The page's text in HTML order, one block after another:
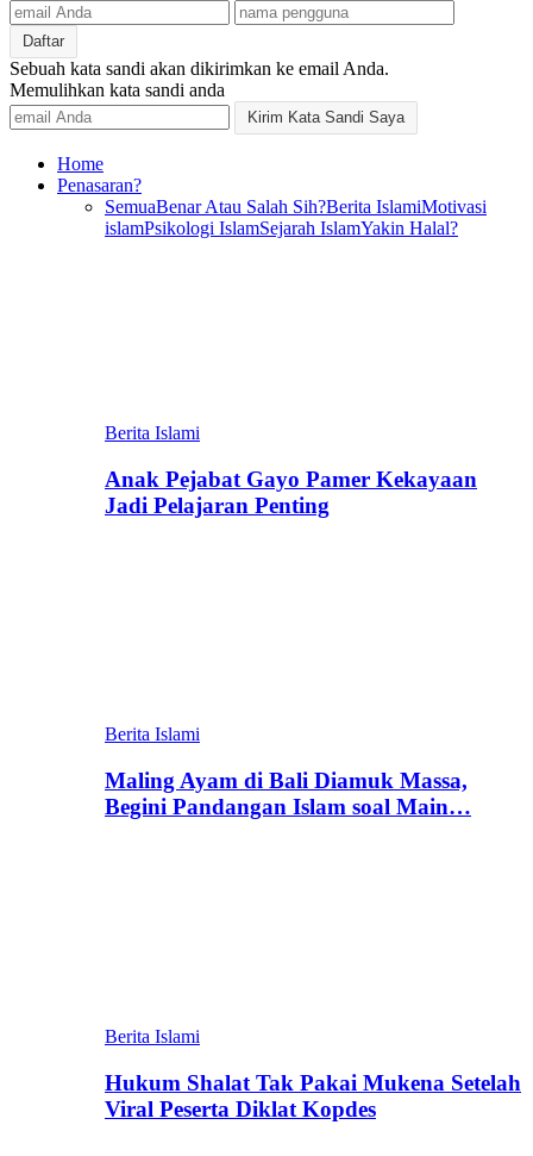
Sebuah kata sandi akan dikirimkan ke email Anda.
Memulihkan kata sandi anda
Home
Penasaran?
SemuaBenar Atau Salah Sih?Berita IslamiMotivasi
islamPsikologi IslamSejarah IslamYakin Halal?
Berita Islami
Anak Pejabat Gayo Pamer Kekayaan
Jadi Pelajaran Penting
Berita Islami
Maling Ayam di Bali Diamuk Massa,
Begini Pandangan Islam soal Main…
Berita Islami
Hukum Shalat Tak Pakai Mukena Setelah
Viral Peserta Diklat Kopdes